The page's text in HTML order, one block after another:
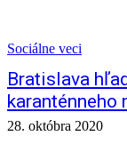
Sociálne veci
Bratislava
karanténneho
28. októbra 2020